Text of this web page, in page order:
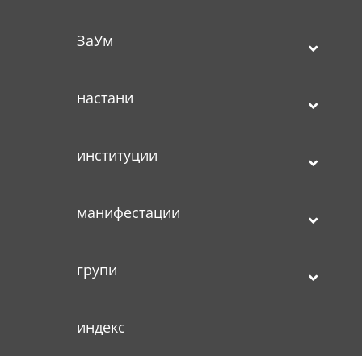
ЗаУм
настани
институции
манифестации
групи
индекс